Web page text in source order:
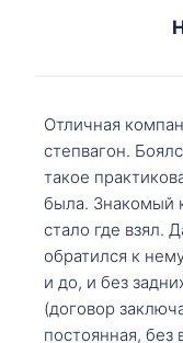
Отличная
степвагон.
такое
была. Знакомый
стало где взял.
обратился к
и до, и без
(договор
постоянная, без